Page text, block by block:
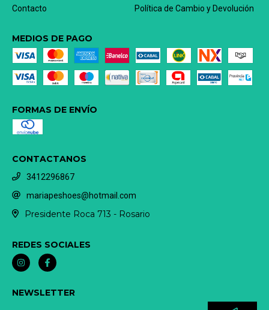
Contacto Política de Cambio y Devolución
MEDIOS DE PAGO
FORMAS DE ENVÍO
CONTACTANOS
3412296867
mariapeshoes@hotmail.com
Presidente Roca 713 - Rosario
REDES SOCIALES
NEWSLETTER